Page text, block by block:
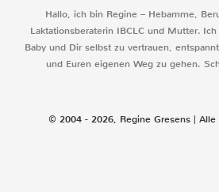
Hallo, ich bin Regine – Hebamme,
Laktationsberaterin IBCLC und Mutter.
Baby und Dir selbst zu vertrauen,
und Euren eigenen Weg zu gehen.
© 2004 - 2026, Regine Gresens | Alle